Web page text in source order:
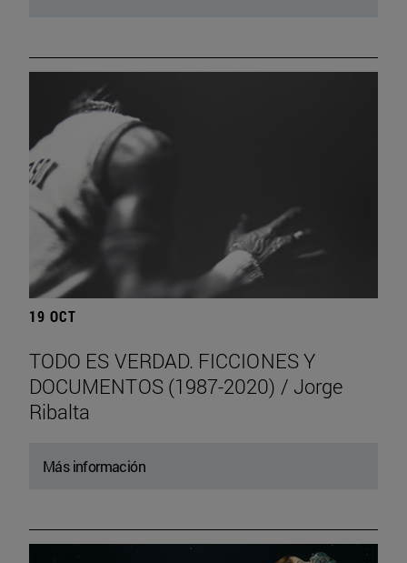
19 OCT
TODO ES VERDAD. FICCIONES Y
DOCUMENTOS (1987-2020) / Jorge
Ribalta
Más información